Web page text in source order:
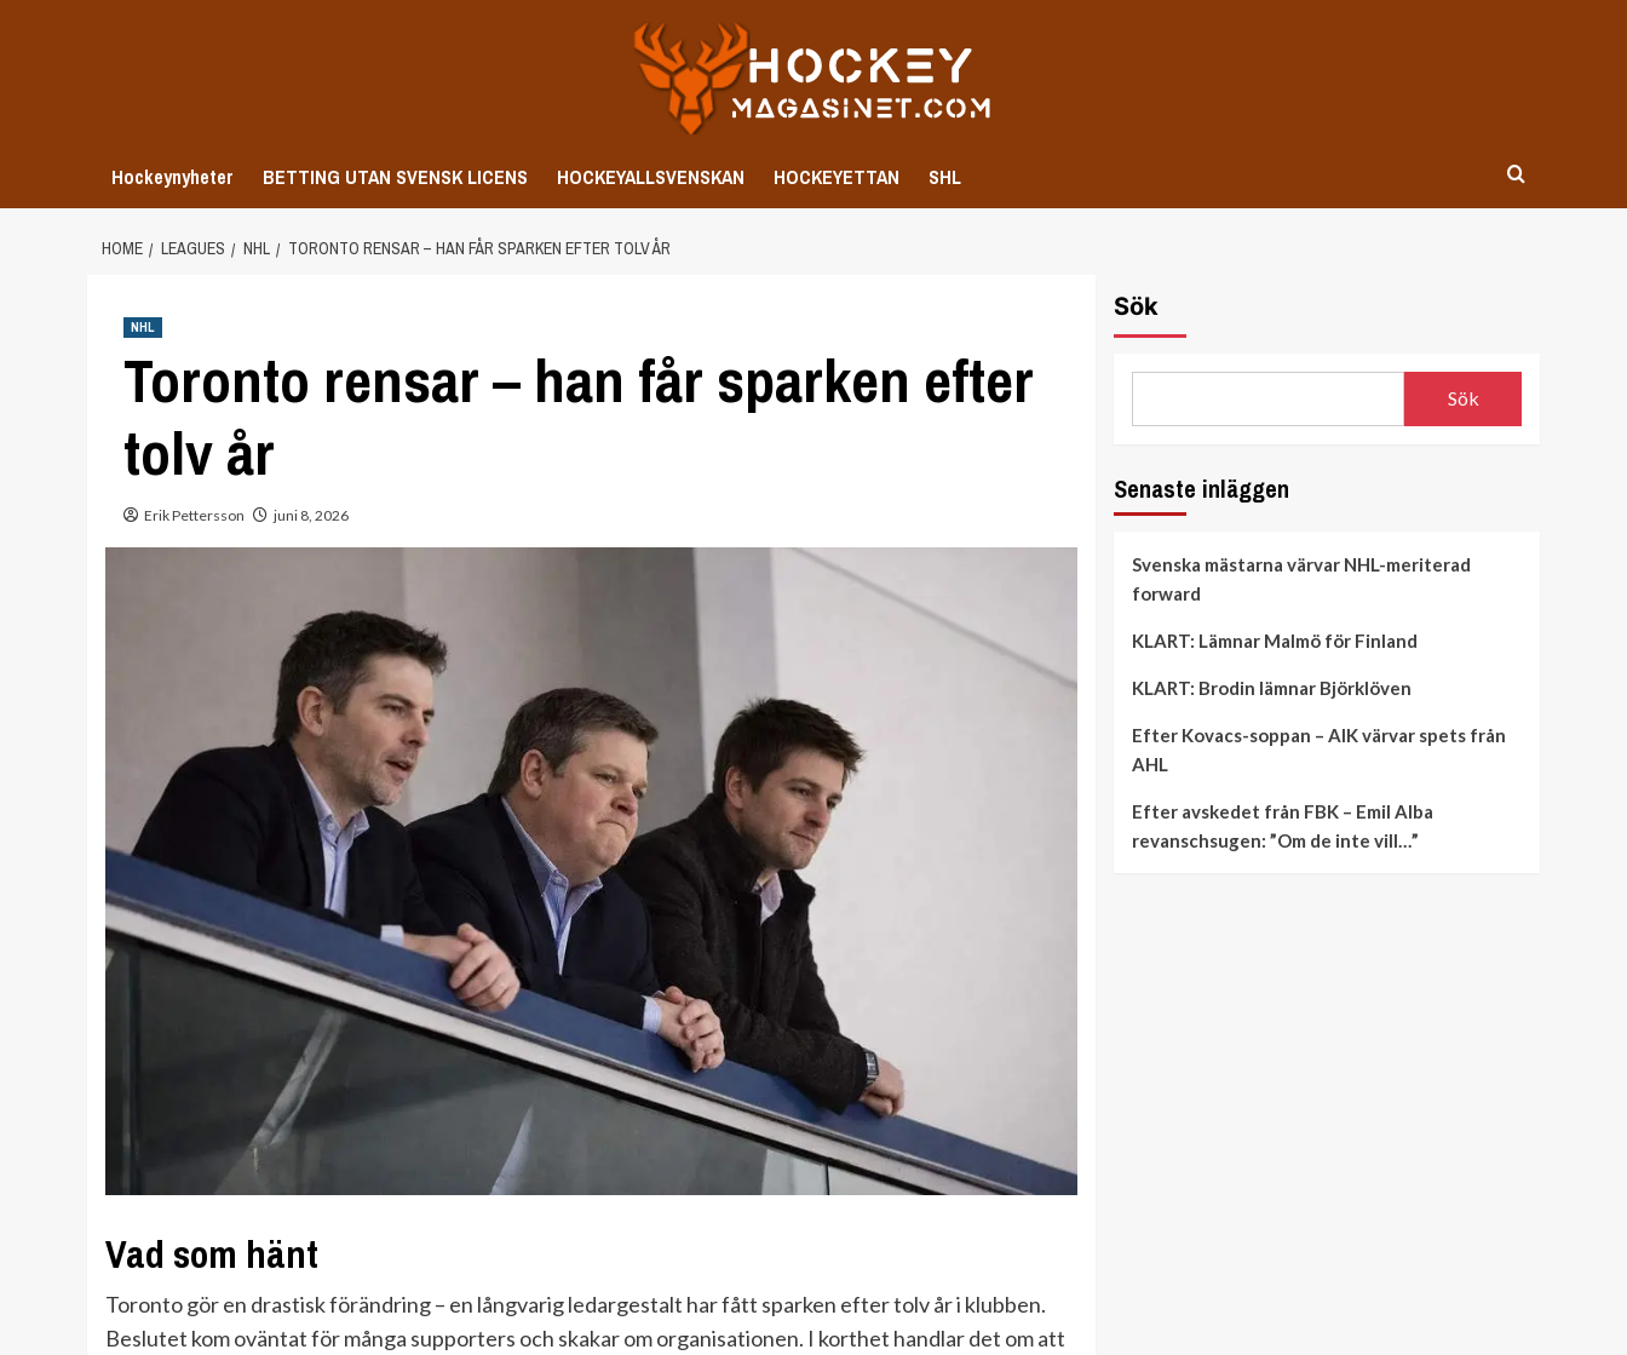
Hockeynyheter BETTING UTAN SVENSK LICENS HOCKEYALLSVENSKAN HOCKEYETTAN SHL
HOME LEAGUES NHL TORONTO RENSAR – HAN FÅR SPARKEN EFTER TOLV ÅR
NHL
Toronto rensar – han får sparken efter
tolv år
Erik Pettersson juni 8, 2026
Vad som hänt
Toronto gör en drastisk förändring – en långvarig ledargestalt har fått sparken efter tolv år i klubben.
Beslutet kom oväntat för många supporters och skakar om organisationen. I korthet handlar det om att
Sök
Sök
Senaste inläggen
Svenska mästarna värvar NHL-meriterad
forward
KLART: Lämnar Malmö för Finland
KLART: Brodin lämnar Björklöven
Efter Kovacs-soppan – AIK värvar spets från
AHL
Efter avskedet från FBK – Emil Alba
revanschsugen: ”Om de inte vill…”